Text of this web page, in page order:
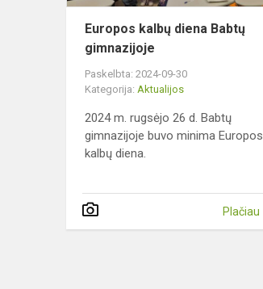
Europos kalbų diena Babtų
gimnazijoje
Paskelbta: 2024-09-30
Kategorija: Aktualijos
2024 m. rugsėjo 26 d. Babtų
gimnazijoje buvo minima Europos
kalbų diena.
Plačiau